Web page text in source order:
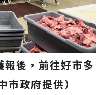
後，前往好市多
政府提供）